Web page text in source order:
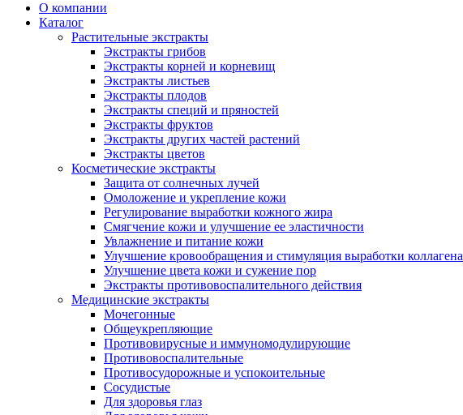
О компании
Каталог
Растительные экстракты
Экстракты грибов
Экстракты корней и корневищ
Экстракты листьев
Экстракты плодов
Экстракты специй и пряностей
Экстракты фруктов
Экстракты других частей растений
Экстракты цветов
Косметические экстракты
Защита от солнечных лучей
Омоложение и укрепление кожи
Регулирование выработки кожного жира
Смягчение кожи и улучшение ее эластичности
Увлажнение и питание кожи
Улучшение кровообращения и стимуляция выработки коллагена
Улучшение цвета кожи и сужение пор
Экстракты противовоспалительного действия
Медицинские экстракты
Мочегонные
Общеукрепляющие
Противовирусные и иммуномодулирующие
Противовоспалительные
Противосудорожные и успокоительные
Сосудистые
Для здоровья глаз